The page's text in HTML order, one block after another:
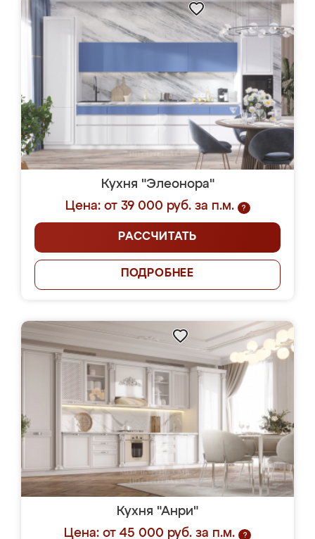
Кухня "Элеонора"
Цена: от 39 000 руб. за п.м.
?
РАССЧИТАТЬ
ПОДРОБНЕЕ
Кухня "Анри"
Цена: от 45 000 руб. за п.м.
?